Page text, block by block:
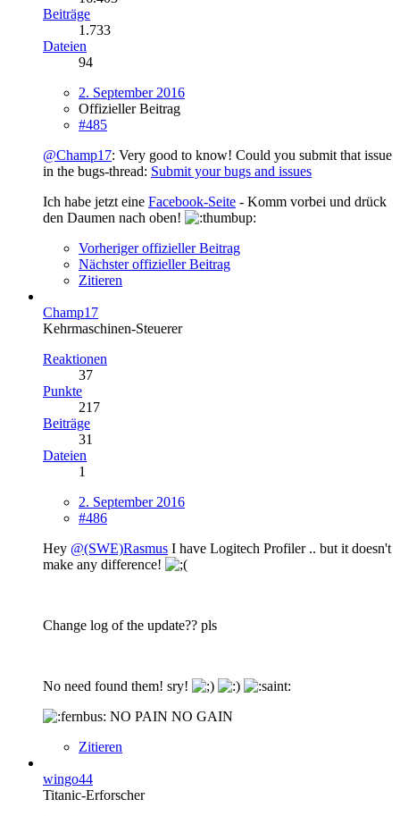
Beiträge
1.733
Dateien
94
2. September 2016
Offizieller Beitrag
#485
@Champ17: Very good to know! Could you submit that issue
in the bugs-thread: Submit your bugs and issues
Ich habe jetzt eine Facebook-Seite - Komm vorbei und drück
den Daumen nach oben!
Vorheriger offizieller Beitrag
Nächster offizieller Beitrag
Zitieren
Champ17
Kehrmaschinen-Steuerer
Reaktionen
37
Punkte
217
Beiträge
31
Dateien
1
2. September 2016
#486
Hey @(SWE)Rasmus I have Logitech Profiler .. but it doesn't
make any difference!
Change log of the update?? pls
No need found them! sry!
NO PAIN NO GAIN
Zitieren
wingo44
Titanic-Erforscher